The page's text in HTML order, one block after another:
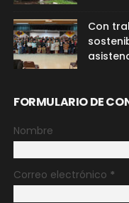
Con
FORMULARIO DE
Nombre
Correo electrónico *